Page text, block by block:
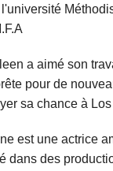
a aimé son
pour de
sa chance à
est une actrice
dans des